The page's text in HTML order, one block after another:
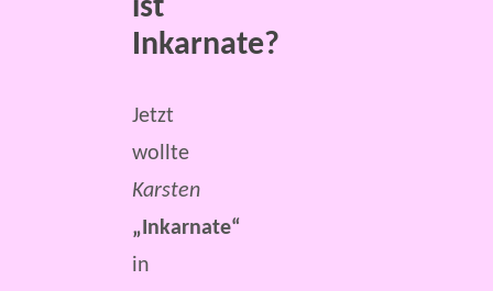
ist
Inkarnate?
Jetzt
wollte
Karsten
„Inkarnate“
in